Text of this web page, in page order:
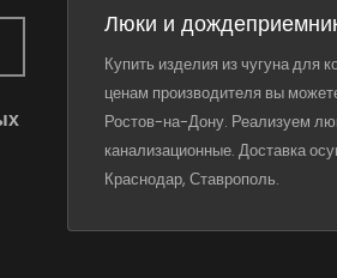
Люки и
Купить изделия из чугуна для
ценам производителя вы
Ростов-на-Дону. Реализуем
канализационные. Доставка
Краснодар, Ставрополь.